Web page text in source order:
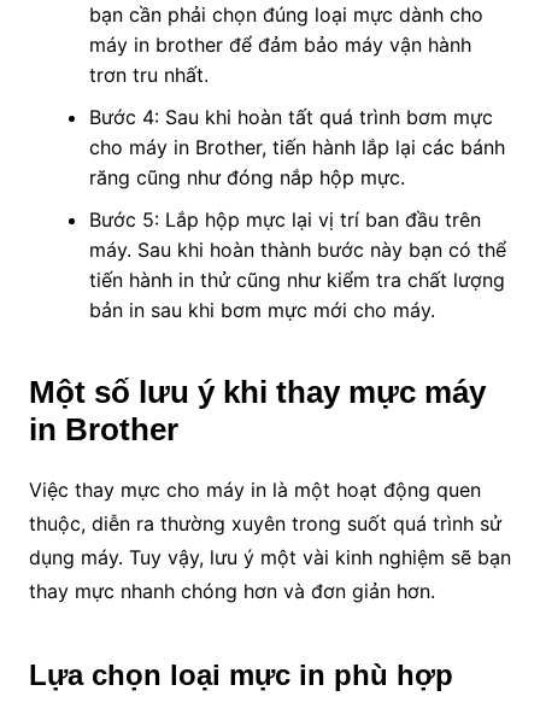
bạn cần phải chọn đúng loại mực dành cho
máy in brother để đảm bảo máy vận hành
trơn tru nhất.
Bước 4: Sau khi hoàn tất quá trình bơm mực
cho máy in Brother, tiến hành lắp lại các bánh
răng cũng như đóng nắp hộp mực.
Bước 5: Lắp hộp mực lại vị trí ban đầu trên
máy. Sau khi hoàn thành bước này bạn có thể
tiến hành in thử cũng như kiểm tra chất lượng
bản in sau khi bơm mực mới cho máy.
Một số lưu ý khi thay mực máy
in Brother
Việc thay mực cho máy in là một hoạt động quen
thuộc, diễn ra thường xuyên trong suốt quá trình sử
dụng máy. Tuy vậy, lưu ý một vài kinh nghiệm sẽ bạn
thay mực nhanh chóng hơn và đơn giản hơn.
Lựa chọn loại mực in phù hợp